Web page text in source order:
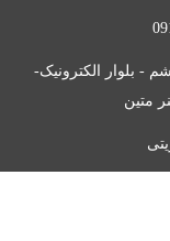
- بلوار الکترونیک-
متین